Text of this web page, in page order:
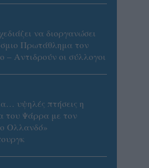
να διοργανώσει
Πρωτάθλημα τον
– Αντιδρούν οι σύλλογοι
υψηλές πτήσεις η
του Ψάρρα με τον
Ολλανδό»